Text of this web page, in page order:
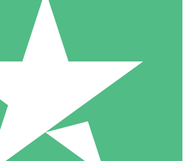
Kreditpaket
med nedladdningskrediter. Inget
1 Nedladdningar
10 00